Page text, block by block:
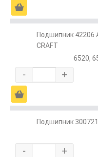
Ä
Подшипник 42206
CRAFT
6520,
- +
Ä
Подшипник
- +